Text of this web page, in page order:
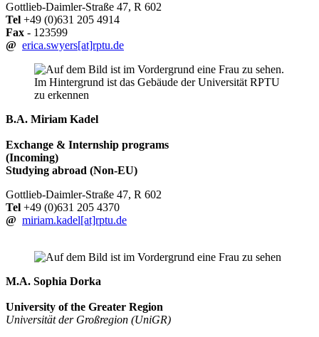
Gottlieb-Daimler-Straße 47, R 602
Tel +49 (0)631 205 4914
Fax - 123599
@ erica.swyers[at]rptu.de
B.A. Miriam Kadel
Exchange & Internship programs
(Incoming)
Studying abroad (Non-EU)
Gottlieb-Daimler-Straße 47, R 602
Tel +49 (0)631 205 4370
@ miriam.kadel[at]rptu.de
M.A. Sophia Dorka
University of the Greater Region
Universität der Großregion (UniGR)